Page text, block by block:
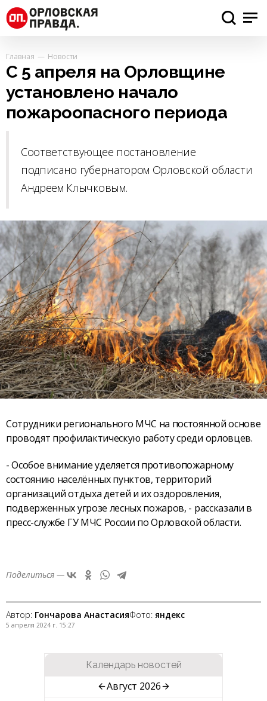
Главная Новости
С 5 апреля на Орловщине
установлено начало
пожароопасного периода
Соответствующее постановление
подписано губернатором Орловской области
Андреем Клычковым.
Сотрудники регионального МЧС на постоянной основе
проводят профилактическую работу среди орловцев.
- Особое внимание уделяется противопожарному
состоянию населённых пунктов, территорий
организаций отдыха детей и их оздоровления,
подверженных угрозе лесных пожаров, - рассказали в
пресс-службе ГУ МЧС России по Орловской области.
Поделиться —
Автор: Гончарова АнастасияФото: яндекс
5 апреля 2024 г. 15:27
Календарь новостей
Август 2026